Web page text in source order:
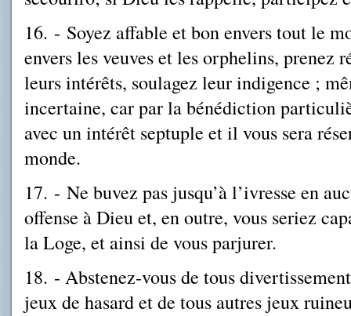
16. - Soyez affable et bon envers tout le
envers les veuves et les orphelins, prenez
leurs intérêts, soulagez leur indigence ;
incertaine, car par la bénédiction
avec un intérêt septuple et il vous sera
monde.
17. - Ne buvez pas jusqu’à l’ivresse en
offense à Dieu et, en outre, vous seriez
la Loge, et ainsi de vous parjurer.
18. - Abstenez-vous de tous
jeux de hasard et de tous autres jeux